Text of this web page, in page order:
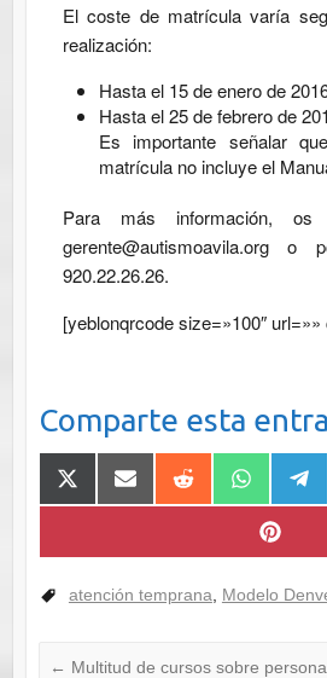
El coste de matrícula varía
realización:
Hasta el 15 de enero de
Hasta el 25 de febrero de
Es importante señalar
matrícula no incluye el
Para más información,
gerente@autismoavila.org o
920.22.26.26.
[yeblonqrcode size=»100″
Comparte esta
Compartir
en
Compartir
en
Compartir
en
Compartir
en
WhatsApp
en
en
atención temprana
Modelo
← Multitud de cursos sobre